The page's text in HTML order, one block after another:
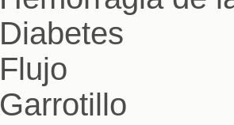
Diabetes
Flujo
Garrotillo